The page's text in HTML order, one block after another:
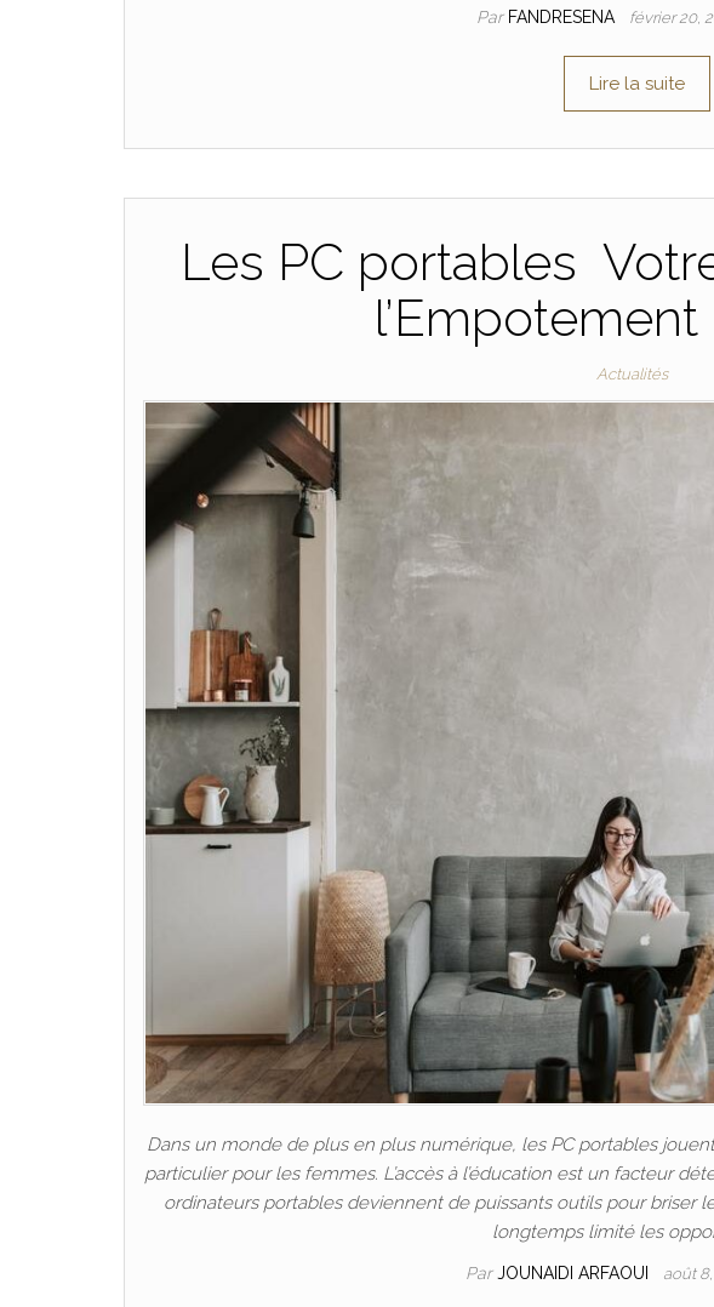
Par FANDRESENA février 20,
Lire la suite
Les PC portables
Actualités
Dans un monde de plus en plus numérique, les PC portables
particulier pour les femmes. L’accès à l’éducation est un facteur
ordinateurs portables deviennent de puissants outils pour briser
longtemps limité les
ParJOUNAIDI ARFAOUI août